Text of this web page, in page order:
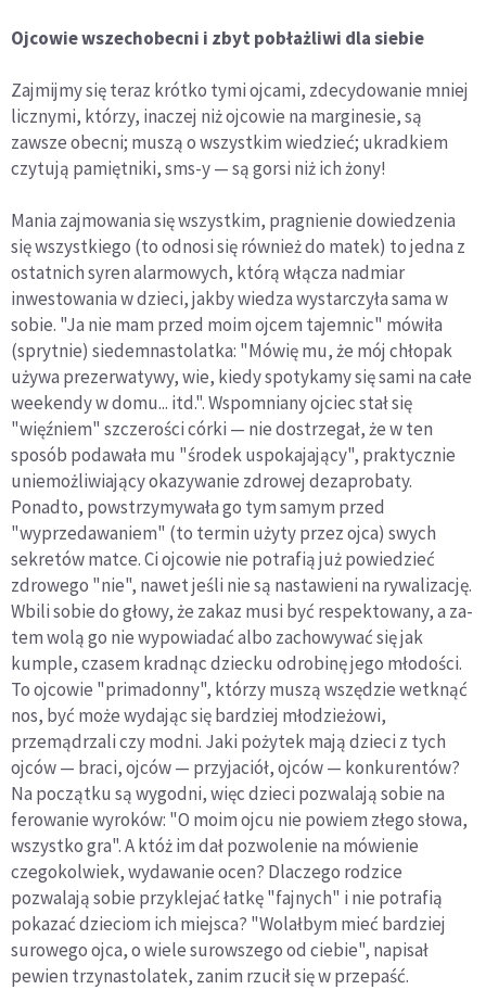
Ojcowie wszechobecni i zbyt pobłażliwi dla siebie
Zajmijmy się teraz krótko tymi ojcami, zdecydo­wanie mniej
licznymi, którzy, inaczej niż ojcowie na marginesie, są
zawsze obecni; muszą o wszystkim wiedzieć; ukradkiem
czytują pamiętniki, sms-y — są gorsi niż ich żony!
Mania zajmowania się wszystkim, pragnienie dowiedzenia
się wszystkiego (to odnosi się również do matek) to jedna z
ostatnich syren alarmowych, którą włącza nadmiar
inwestowania w dzieci, jakby wiedza wystarczyła sama w
sobie. "Ja nie mam przed moim ojcem tajemnic" mówiła
(sprytnie) sie­demnastolatka: "Mówię mu, że mój chłopak
używa prezerwatywy, wie, kiedy spotykamy się sami na całe
weekendy w domu... itd.". Wspomniany ojciec stał się
"więźniem" szczerości córki — nie dostrze­gał, że w ten
sposób podawała mu "środek uspoka­jający", praktycznie
uniemożliwiający okazywanie zdrowej dezaprobaty.
Ponadto, powstrzymywała go tym samym przed
"wyprzedawaniem" (to termin użyty przez ojca) swych
sekretów matce. Ci ojcowie nie potrafią już powiedzieć
zdrowego "nie", nawet jeśli nie są nastawieni na rywalizację.
Wbili sobie do głowy, że zakaz musi być respektowany, a za­
tem wolą go nie wypowiadać albo zachowywać się jak
kumple, czasem kradnąc dziecku odrobinę jego młodości.
To ojcowie "primadonny", którzy muszą wszędzie wetknąć
nos, być może wydając się bar­dziej młodzieżowi,
przemądrzali czy modni. Jaki pożytek mają dzieci z tych
ojców — braci, ojców — przyjaciół, ojców — konkurentów?
Na początku są wygodni, więc dzieci pozwalają sobie na
ferowanie wyroków: "O moim ojcu nie powiem złego słowa,
wszystko gra". A któż im dał pozwolenie na mó­wienie
czegokolwiek, wydawanie ocen? Dlaczego rodzice
pozwalają sobie przyklejać łatkę "fajnych" i nie potrafią
pokazać dzieciom ich miejsca? "Wo­lałbym mieć bardziej
surowego ojca, o wiele surowszego od ciebie", napisał
pewien trzynastolatek, za­nim rzucił się w przepaść.